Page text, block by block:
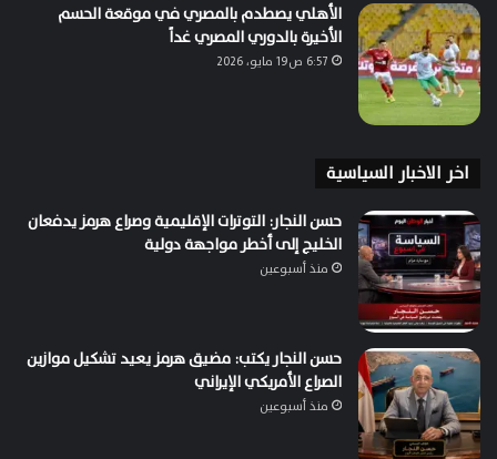
الأهلي يصطدم بالمصري في موقعة الحسم
الأخيرة بالدوري المصري غداً
6:57 ص19 مايو، 2026
اخر الاخبار السياسية
حسن النجار: التوترات الإقليمية وصراع هرمز يدفعان
الخليج إلى أخطر مواجهة دولية
منذ أسبوعين
حسن النجار يكتب: مضيق هرمز يعيد تشكيل موازين
الصراع الأمريكي الإيراني
منذ أسبوعين